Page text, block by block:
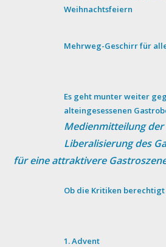
Weihnachtsfeiern
Mehrweg-Geschirr für
Es geht munter weiter
alteingesessenen
Medienmitteilung der
Liberalisierung des
für eine attraktivere
Ob die Kritiken
1. Advent